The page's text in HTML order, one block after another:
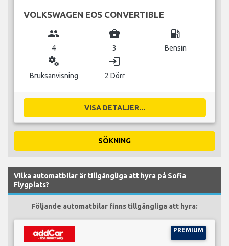
VOLKSWAGEN EOS CONVERTIBLE
group
4
business_center
3
local_gas_station
Bensin
miscellaneous_services
Bruksanvisning
login
2 Dörr
VISA DETALJER...
SÖKNING
Vilka automatbilar är tillgängliga att hyra på Sofia
Flygplats?
Följande automatbilar finns tillgängliga att hyra:
PREMIUM